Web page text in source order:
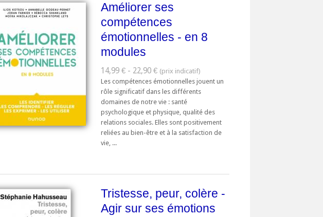
Améliorer ses
compétences
émotionnelles - en 8
modules
14,99 € - 22,90 €
Les compétences émotionnelles jouent un
rôle significatif dans les différents
domaines de notre vie : santé
psychologique et physique, qualité des
relations sociales. Elles sont positivement
reliées au bien-être et à la satisfaction de
vie, ...
Tristesse, peur, colère -
Agir sur ses émotions